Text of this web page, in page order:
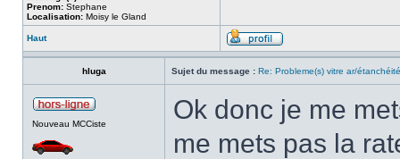
Prenom: Stephane
Localisation: Moisy le Gland
Haut
hluga Sujet du message : Re: Probleme(s) vitre ar/
Nouveau MCCiste
Ok donc je me
me mets pas la